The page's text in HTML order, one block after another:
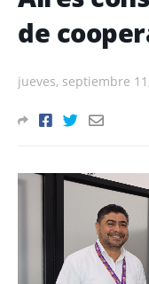
de
jueves, septiembre